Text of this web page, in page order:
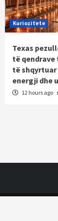
Kuriozitete
Texas
të qendrave
të
energji dhe
12 hours ago